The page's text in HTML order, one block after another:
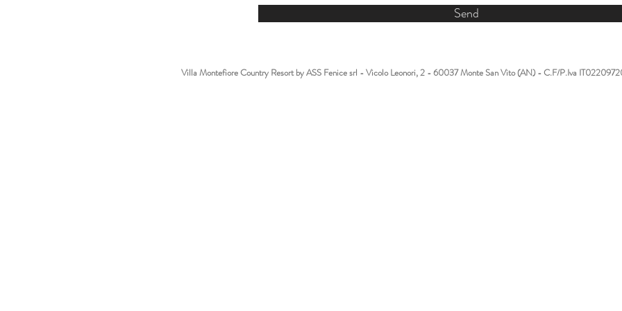
Send
Villa Montefiore Country Resort by ASS Fenice srl - Vicolo Leonori, 2 - 60037 Monte San Vito (AN) - C.F/P.Iva